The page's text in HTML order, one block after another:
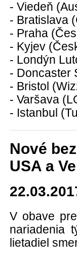
- Viedeň
- Bratislava
- Praha
- Kyjev
- Londýn
- Doncaster
- Bristol
- Varšava
- Istanbul
Nové
USA a
V obave
nariadenia
lietadiel